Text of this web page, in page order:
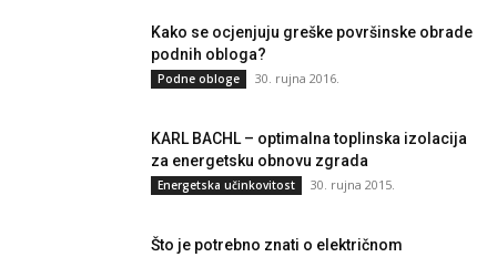
Kako se ocjenjuju greške površinske obrade
podnih obloga?
Podne obloge 30. rujna 2016.
KARL BACHL – optimalna toplinska izolacija
za energetsku obnovu zgrada
Energetska učinkovitost 30. rujna 2015.
Što je potrebno znati o električnom